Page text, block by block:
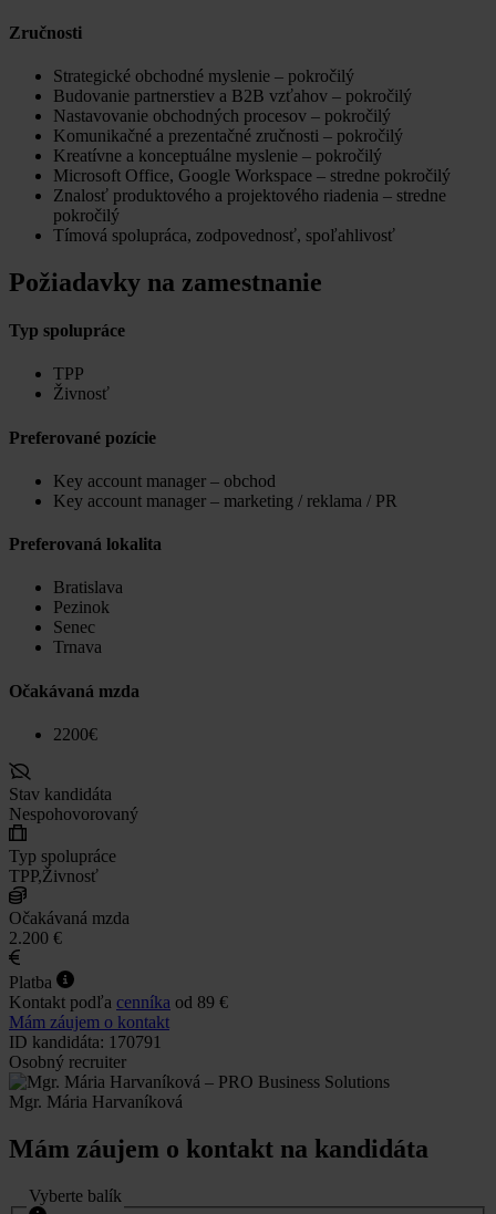
Zručnosti
Strategické obchodné myslenie – pokročilý
Budovanie partnerstiev a B2B vzťahov – pokročilý
Nastavovanie obchodných procesov – pokročilý
Komunikačné a prezentačné zručnosti – pokročilý
Kreatívne a konceptuálne myslenie – pokročilý
Microsoft Office, Google Workspace – stredne pokročilý
Znalosť produktového a projektového riadenia – stredne
pokročilý
Tímová spolupráca, zodpovednosť, spoľahlivosť
Požiadavky na zamestnanie
Typ spolupráce
TPP
Živnosť
Preferované pozície
Key account manager – obchod
Key account manager – marketing / reklama / PR
Preferovaná lokalita
Bratislava
Pezinok
Senec
Trnava
Očakávaná mzda
2200€
Stav kandidáta
Nespohovorovaný
Typ spolupráce
TPP,Živnosť
Očakávaná mzda
2.200 €
Platba
Kontakt podľa cenníka od 89 €
Mám záujem o kontakt
ID kandidáta: 170791
Osobný recruiter
Mgr. Mária Harvaníková
Mám záujem o kontakt na kandidáta
Vyberte balík